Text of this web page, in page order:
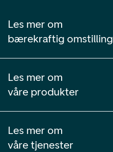
Les mer om
bærekraftig omstilling
Les mer om
våre produkter
Les mer om
våre tjenester